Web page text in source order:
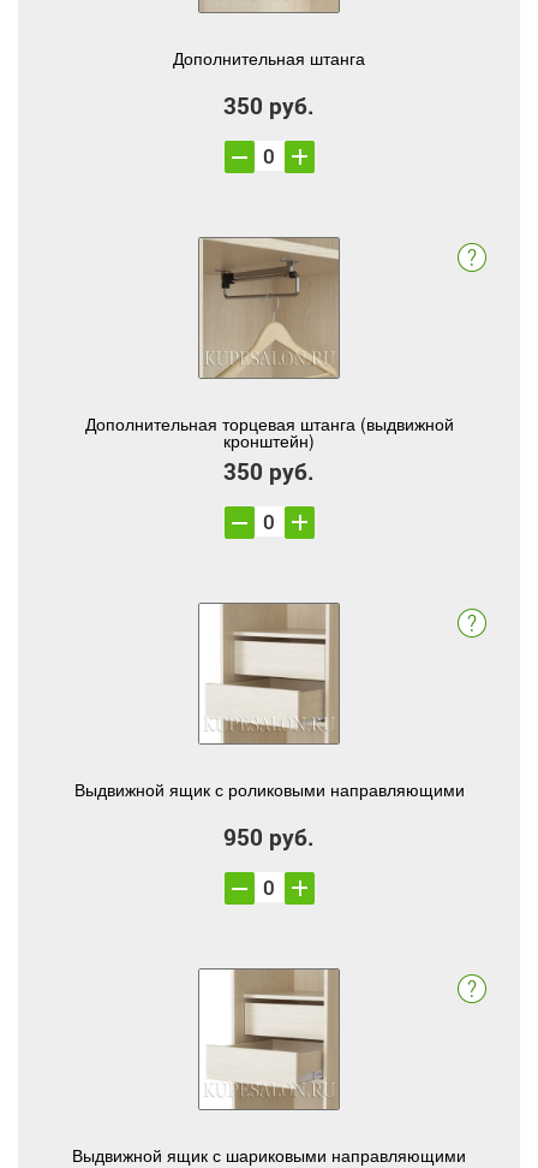
Дополнительная штанга
350 руб.
Дополнительная торцевая штанга (выдвижной
кронштейн)
350 руб.
Выдвижной ящик с роликовыми направляющими
950 руб.
Выдвижной ящик с шариковыми направляющими